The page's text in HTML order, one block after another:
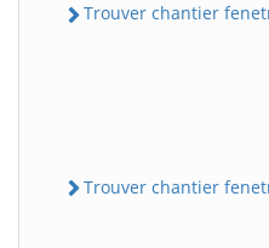
Trouver chantier
Trouver chantier